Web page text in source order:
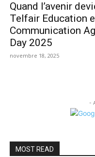
Quand l’avenir
Telfair Education
Communication
Day 2025
novembre 18, 2025
-
MOST READ